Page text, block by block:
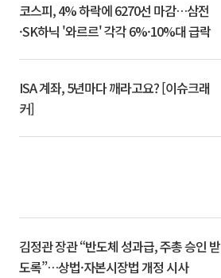
코스피, 4% 하락에 6270선 마감…삼전
·SK하닉 '와르르' 각각 6%·10%대 급락
ISA 계좌, 5년마다 깨라고요? [이슈크래
커]
김정관 장관 “반도체 성과급, 주총 승인 받
도록”…상법·자본시장법 개정 시사